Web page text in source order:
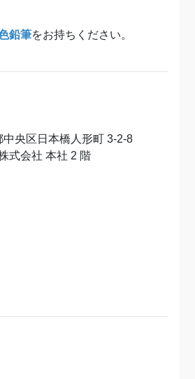
鉛筆をお持ちください。
央区日本橋人形町 3-2-8
式会社 本社 2 階